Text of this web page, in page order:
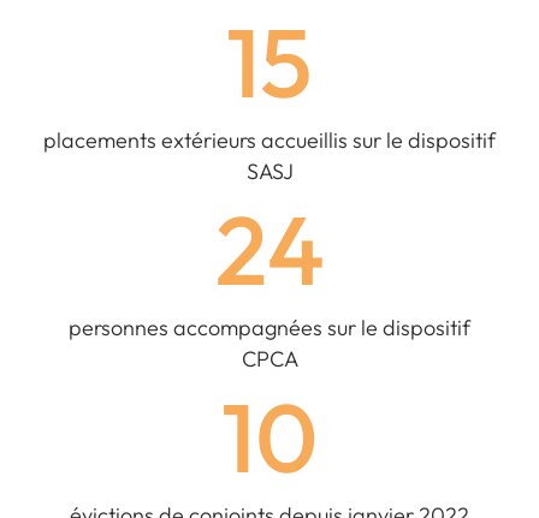
15
placements extérieurs accueillis sur le dispositif
SASJ
24
personnes accompagnées sur le dispositif
CPCA
10